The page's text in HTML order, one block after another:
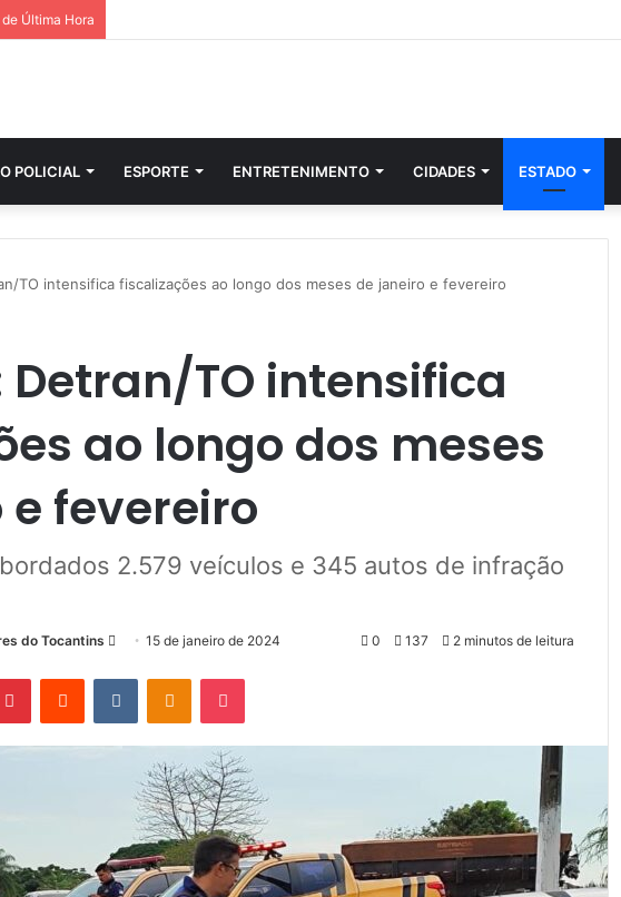
Última Hora
POLICIAL ESPORTE ENTRETENIMENTO CIDADES ESTADO
TO intensifica fiscalizações ao longo dos meses de janeiro e fevereiro
Detran/TO intensifica
ao longo dos meses
fevereiro
2.579 veículos e 345 autos de infração
do Tocantins
n
d
e
-
m
15 de janeiro de 2024 0 137 2 minutos de leitura